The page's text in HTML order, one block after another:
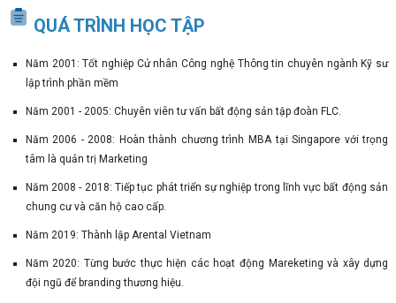
QUÁ TRÌNH HỌC TẬP
Năm 2001: Tốt nghiệp Cử nhân Công nghệ Thông tin chuyên ngành Kỹ sư
lập trình phần mềm
Năm 2001 - 2005: Chuyên viên tư vấn bất động sản tập đoàn FLC.
Năm 2006 - 2008: Hoàn thành chương trình MBA tại Singapore với trọng
tâm là quản trị Marketing
Năm 2008 - 2018: Tiếp tục phát triển sự nghiệp trong lĩnh vực bất động sản
chung cư và căn hộ cao cấp.
Năm 2019: Thành lập Arental Vietnam
Năm 2020: Từng bước thực hiện các hoạt động Mareketing và xây dựng
đội ngũ để branding thương hiệu.